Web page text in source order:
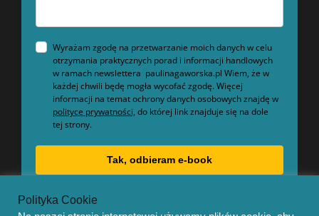
Wyrażam zgodę na przetwarzanie moich danych w celu
otrzymania praktycznych porad i informacji handlowych
w ramach newslettera paulinagaworska.pl Wiem, że w
każdej chwili będę mogła wycofać zgodę. Więcej
informacji na temat ochrony danych osobowych znajdę w
polityce prywatności, do której link znajduje się na dole
tej strony.
Tak, odbieram e-book
Polityka Cookie